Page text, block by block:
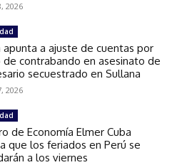
2026
apunta a ajuste de cuentas por
de contrabando en asesinato de
secuestrado en Sullana
2026
de Economía Elmer Cuba
que los feriados en Perú se
a los viernes